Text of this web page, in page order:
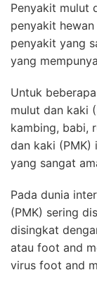
Penyakit mulut
penyakit
penyakit yang
yang
Untuk
mulut dan kaki
kambing, babi,
dan kaki (PMK)
yang sangat
Pada dunia
(PMK) sering
disingkat
atau foot and
virus foot and